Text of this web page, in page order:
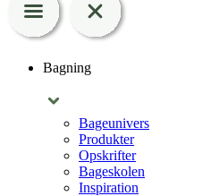
Bagning
Bageunivers
Produkter
Opskrifter
Bageskolen
Inspiration